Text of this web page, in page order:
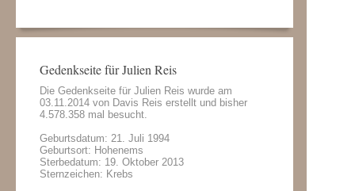
Gedenkseite für Julien Reis
Die Gedenkseite für Julien Reis wurde am
03.11.2014 von Davis Reis erstellt und bisher
4.578.358 mal besucht.
Geburtsdatum: 21. Juli 1994
Geburtsort: Hohenems
Sterbedatum: 19. Oktober 2013
Sternzeichen: Krebs